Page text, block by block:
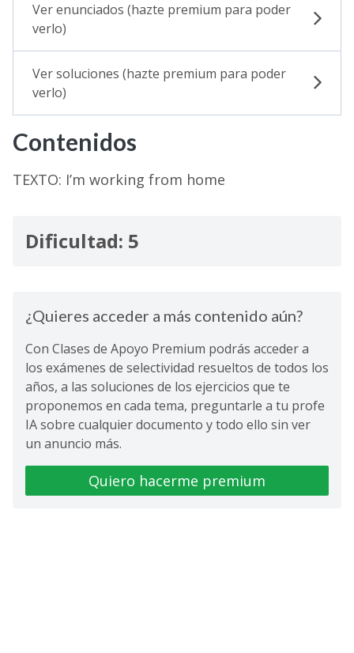
Ver enunciados (hazte premium para poder
verlo)
Ver soluciones (hazte premium para poder
verlo)
Contenidos
TEXTO: I’m working from home
Dificultad: 5
¿Quieres acceder a más contenido aún?
Con Clases de Apoyo Premium podrás acceder a
los exámenes de selectividad resueltos de todos los
años, a las soluciones de los ejercicios que te
proponemos en cada tema, preguntarle a tu profe
IA sobre cualquier documento y todo ello sin ver
un anuncio más.
Quiero hacerme premium